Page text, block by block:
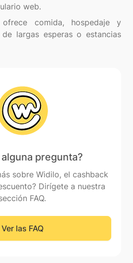
web.
ofrece comida, hospedaje y
largas esperas o estancias
pregunta?
sobre Widilo, el cashback
Dirígete a nuestra
FAQ.
Ver las FAQ